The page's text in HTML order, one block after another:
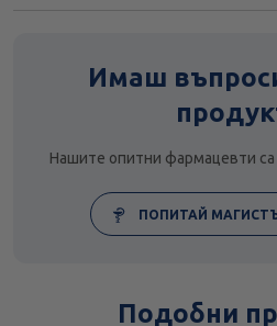
Имаш
Нашите опитни фармацевти са
ПОПИТАЙ
Подобни